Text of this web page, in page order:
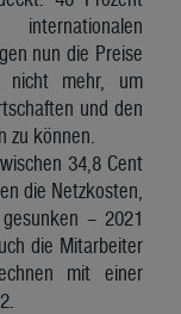
nun die Preise
nicht mehr, um
und den
zu können.
34,8 Cent
die Netzkosten,
– 2021
die Mitarbeiter
mit einer